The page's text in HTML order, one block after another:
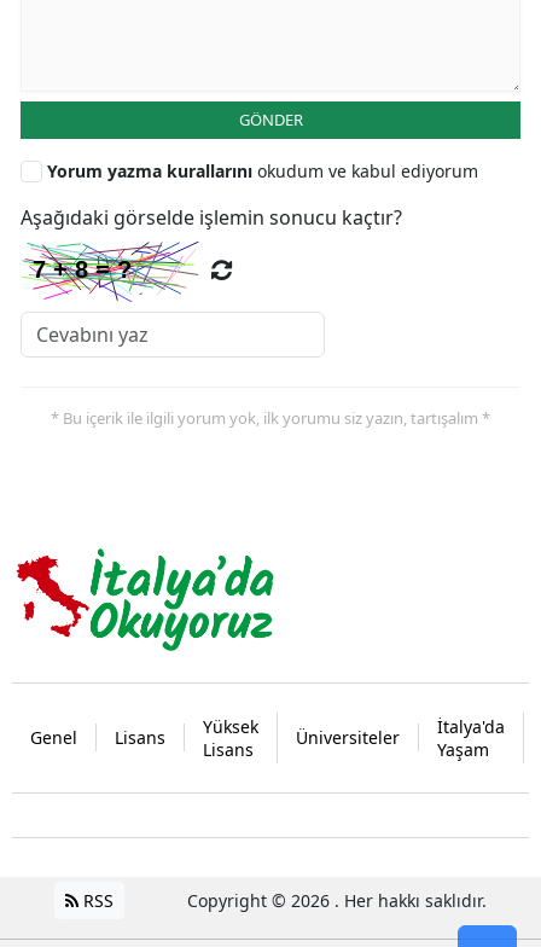
GÖNDER
Yorum yazma kurallarını okudum ve kabul ediyorum
Aşağıdaki görselde işlemin sonucu kaçtır?
* Bu içerik ile ilgili yorum yok, ilk yorumu siz yazın, tartışalım *
Genel Lisans
Yüksek
Lisans
Üniversiteler
İtalya'da
Yaşam
RSS Copyright © 2026 . Her hakkı saklıdır.